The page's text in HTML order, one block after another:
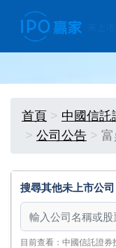
首頁
中國信託
公司公告
搜尋其他未上市公司
搜尋其他未上市公司
目前查看：中國信託證